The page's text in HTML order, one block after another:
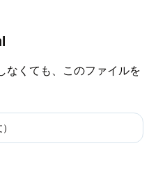
なくても、このファイルを